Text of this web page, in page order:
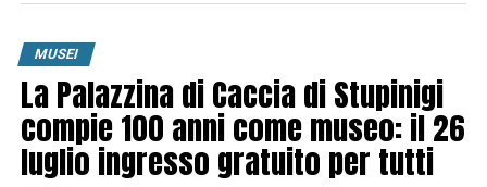
MUSEI
La Palazzina di Caccia di Stupinigi
compie 100 anni come museo: il 26
luglio ingresso gratuito per tutti